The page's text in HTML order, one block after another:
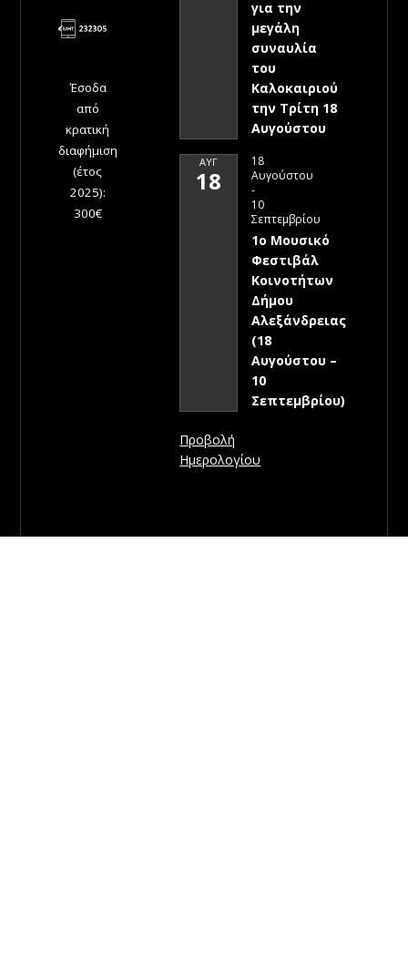
Έσοδα
από
κρατική
διαφήμιση
(έτος
2025):
300€
για την
μεγάλη
συναυλία
του
Καλοκαιριού
την Τρίτη 18
Αυγούστου
ΑΥΓ
18
18
Αυγούστου
-
10
Σεπτεμβρίου
1ο Μουσικό
Φεστιβάλ
Κοινοτήτων
Δήμου
Αλεξάνδρειας
(18
Αυγούστου –
10
Σεπτεμβρίου)